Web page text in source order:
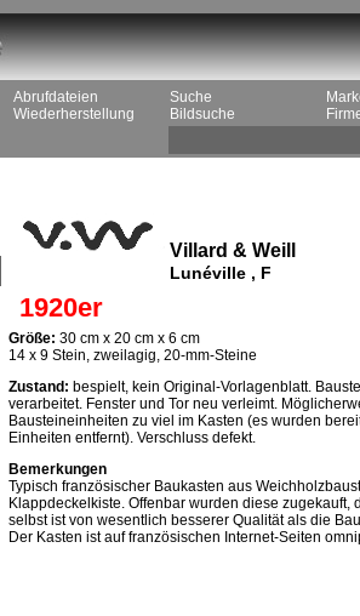
Abrufdateien
Wiederherstellung
Suche
Bildsuche
Villard & Weill
Lunéville , F
1920er
Größe: 30 cm x 20 cm x 6 cm
14 x 9 Stein, zweilagig, 20-mm-Steine
Zustand: bespielt, kein Original-Vorlagenblatt.
verarbeitet. Fenster und Tor neu verleimt.
Bausteineinheiten zu viel im Kasten (es wurden
Einheiten entfernt). Verschluss defekt.
Bemerkungen
Typisch französischer Baukasten aus
Klappdeckelkiste. Offenbar wurden diese zugekauft,
selbst ist von wesentlich besserer Qualität als die
Der Kasten ist auf französischen Internet-Seiten